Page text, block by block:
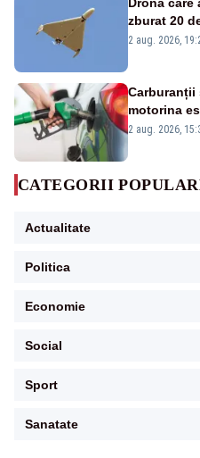
zburat 20
României.
2 aug. 2026,
Carburanții
motorina
2 aug. 2026,
CATEGORII
Actualitate
Politica
Economie
Social
Sport
Sanatate